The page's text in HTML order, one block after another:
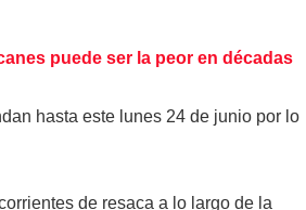
puede ser la peor en décadas
hasta este lunes 24 de junio por lo
de resaca a lo largo de la